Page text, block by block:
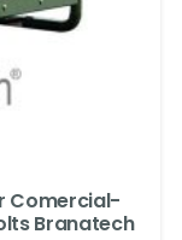
Comercial-
Branatech